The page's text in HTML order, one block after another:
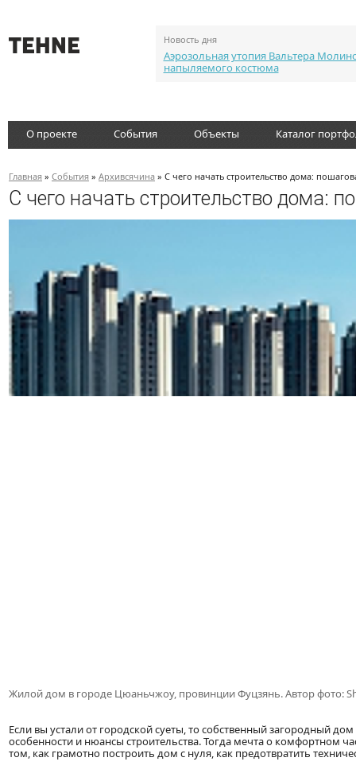
Новость дня
Аэрозольная утопия Вальтера
напыляемого костюма
О проекте События Объекты Каталог
Главная » События » Архивсячина » С чего начать строительство дома:
С чего начать строительство дома:
Жилой дом в городе Цюаньчжоу, провинции Фуцзянь. Автор фото:
Если вы устали от городской суеты, то собственный загородный
особенности и нюансы строительства. Тогда мечта о комфортном
том, как грамотно построить дом с нуля, как предотвратить